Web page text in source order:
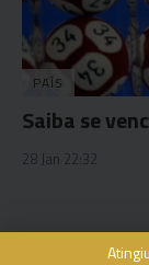
PAÍS
Saiba se
28 Jan 22:32